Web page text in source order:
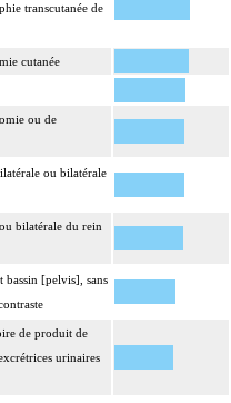
transcutanée de
cutanée
ou de
ou bilatérale
bilatérale du rein
bassin [pelvis], sans
de produit de
urinaires